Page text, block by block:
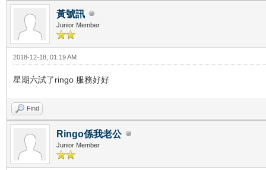
黃號訊
Junior Member
2018-12-18, 01:19 AM
星期六試了ringo 服務好好
Find
Ringo係我老公
Junior Member